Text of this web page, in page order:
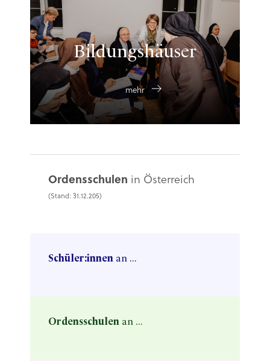
Bildungshäuser
mehr
Ordensschulen in Österreich
(Stand: 31.12.205)
Schüler:innen an ...
Ordensschulen an ...